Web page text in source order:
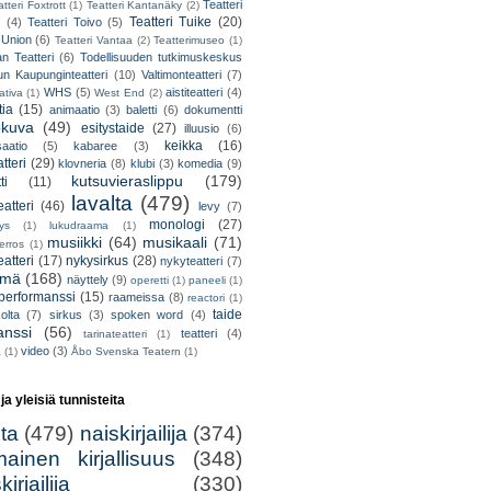
Foxtrott (1) Teatteri Kantanäky (2) Teatteri
(4) Teatteri Toivo (5) Teatteri Tuike (20)
(6) Teatteri Vantaa (2) Teatterimuseo (1)
Teatteri (6) Todellisuuden tutkimuskeskus
Kaupunginteatteri (10) Valtimonteatteri (7)
(1) WHS (5) West End (2) aistiteatteri (4)
(15) animaatio (3) baletti (6) dokumentti
(49) esitystaide (27) illuusio (6)
(5) kabaree (3) keikka
(16)
(29) klovneria (8) klubi (3) komedia (9)
(11) kutsuvieraslippu (179)
(46) lavalta (479) levy (7)
(1) lukudraama (1) monologi (27)
(1) musiikki (64) musikaali (71)
(17) nykysirkus (28) nykyteatteri (7)
(168) näyttely (9) operetti (1) paneeli (1)
(15) raameissa (8) reactori (1)
(7) sirkus (3) spoken word (4) taide
(56) tarinateatteri (1) teatteri (4)
(1) video (3) Åbo Svenska Teatern (1)
yleisiä tunnisteita
(479) naiskirjailija (374)
kirjallisuus
(348)
(330)